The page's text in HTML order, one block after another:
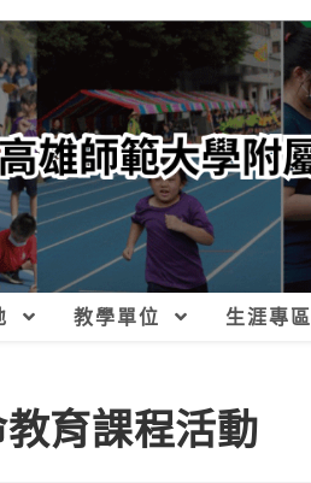
教學單位 生涯專區
育課程活動